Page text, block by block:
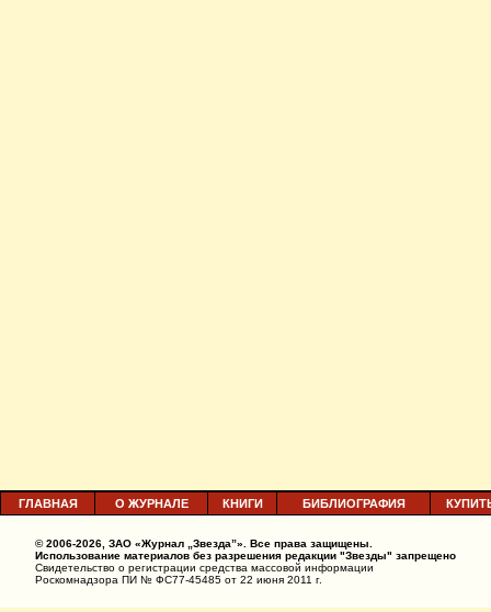
ГЛАВНАЯ О ЖУРНАЛЕ КНИГИ БИБЛИОГРАФИЯ
© 2006-2026, ЗАО «Журнал „Звезда”». Все права защищены.
Использование материалов без разрешения редакции "Звезды" запрещено
Свидетельство о регистрации средства массовой информации
Роскомнадзора ПИ № ФС77-45485 от 22 июня 2011 г.